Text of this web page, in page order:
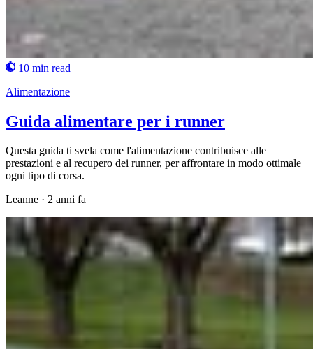
10 min read
Alimentazione
Guida alimentare per i runner
Questa guida ti svela come l'alimentazione contribuisce alle
prestazioni e al recupero dei runner, per affrontare in modo ottimale
ogni tipo di corsa.
Leanne · 2 anni fa